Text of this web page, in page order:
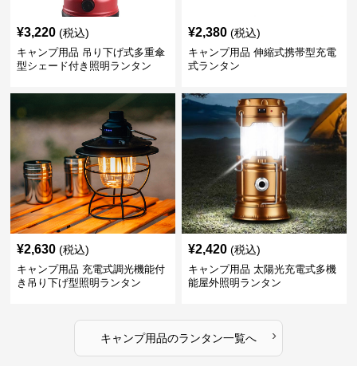
¥3,220 (税込)
キャンプ用品 吊り下げ式多重傘
型シェード付き照明ランタン
¥2,380 (税込)
キャンプ用品 伸縮式携帯型充電
式ランタン
¥2,630 (税込)
キャンプ用品 充電式調光機能付
き吊り下げ型照明ランタン
¥2,420 (税込)
キャンプ用品 太陽光充電式多機
能屋外照明ランタン
キャンプ用品のランタン一覧へ ›